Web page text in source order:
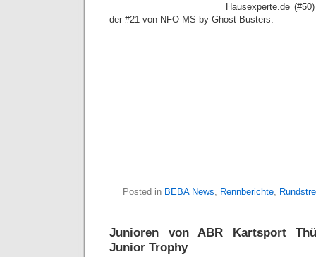
Hausexperte.de
der #21 von NFO MS by Ghost Busters.
Posted in BEBA News, Rennberichte,
Junioren von ABR Kartsport
Junior Trophy